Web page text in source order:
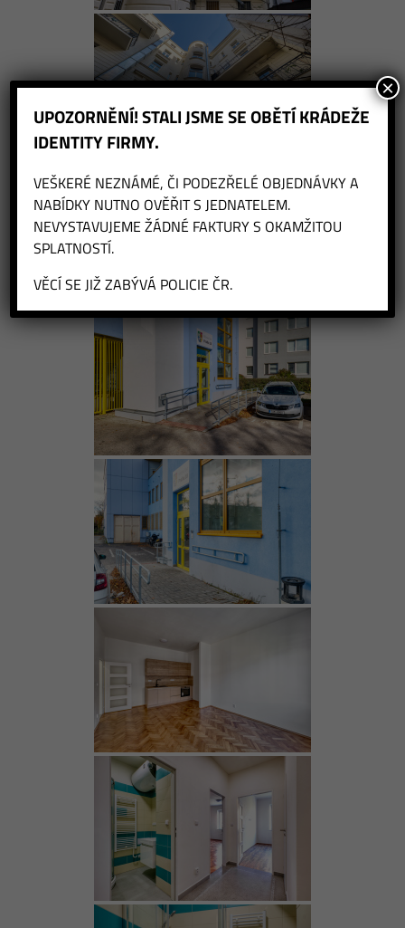
UPOZORNĚNÍ! STALI JSME SE OBĚTÍ KRÁDEŽE
IDENTITY FIRMY.
VEŠKERÉ NEZNÁMÉ, ČI PODEZŘELÉ OBJEDNÁVKY A
NABÍDKY NUTNO OVĚŘIT S JEDNATELEM.
NEVYSTAVUJEME ŽÁDNÉ FAKTURY S OKAMŽITOU
SPLATNOSTÍ.
VĚCÍ SE JIŽ ZABÝVÁ POLICIE ČR.
×